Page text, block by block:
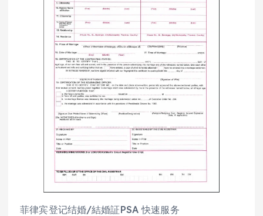
菲律宾登记结婚/結婚証PSA 快速服务